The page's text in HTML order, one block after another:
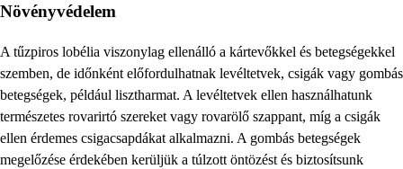
Növényvédelem
A tűzpiros lobélia viszonylag ellenálló a kártevőkkel és betegségekkel
szemben, de időnként előfordulhatnak levéltetvek, csigák vagy gombás
betegségek, például lisztharmat. A levéltetvek ellen használhatunk
természetes rovarirtó szereket vagy rovarölő szappant, míg a csigák
ellen érdemes csigacsapdákat alkalmazni. A gombás betegségek
megelőzése érdekében kerüljük a túlzott öntözést és biztosítsunk